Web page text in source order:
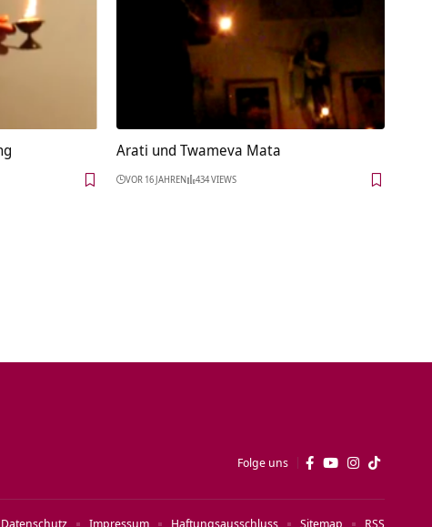
Arati und Twameva Mata
VOR 16 JAHREN 434 VIEWS
Folge uns
Datenschutz Impressum Haftungsausschluss Sitemap RSS